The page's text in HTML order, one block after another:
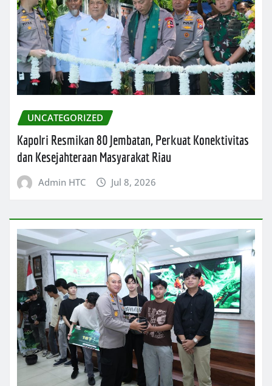
UNCATEGORIZED
Kapolri Resmikan 80 Jembatan, Perkuat Konektivitas
dan Kesejahteraan Masyarakat Riau
Admin HTC Jul 8, 2026